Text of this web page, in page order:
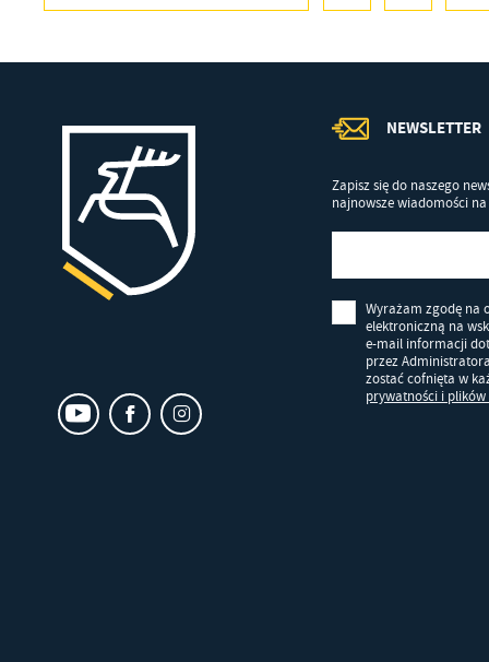
NEWSLETTER
Zapisz się do naszego
najnowsze wiadomości
Wyrażam zgodę na
elektroniczną na
e-mail informacji
przez
zostać cofnięta w
prywatności i plików